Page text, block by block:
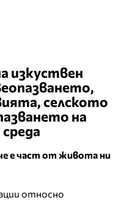
изкуствен
селското
на
е част от живота ни
относно